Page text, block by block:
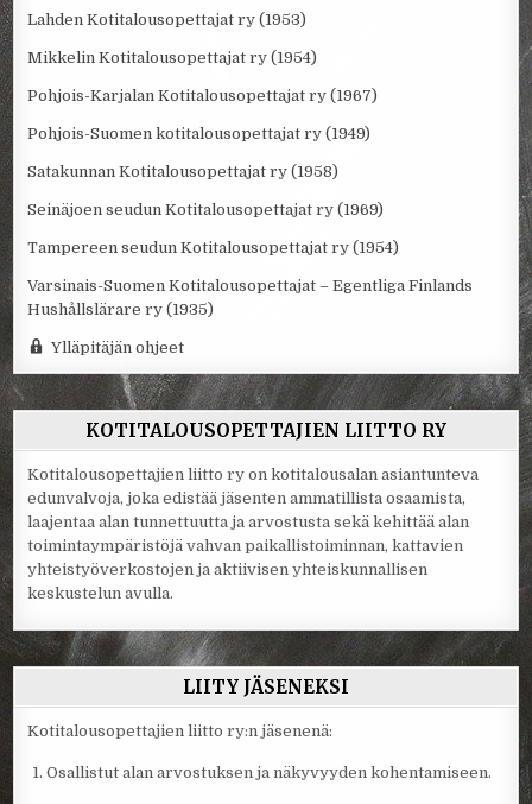
Lahden Kotitalousopettajat ry (1953)
Mikkelin Kotitalousopettajat ry (1954)
Pohjois-Karjalan Kotitalousopettajat ry (1967)
Pohjois-Suomen kotitalousopettajat ry (1949)
Satakunnan Kotitalousopettajat ry (1958)
Seinäjoen seudun Kotitalousopettajat ry (1969)
Tampereen seudun Kotitalousopettajat ry (1954)
Varsinais-Suomen Kotitalousopettajat – Egentliga Finlands
Hushållslärare ry (1935)
Ylläpitäjän ohjeet
KOTITALOUSOPETTAJIEN LIITTO RY
Kotitalousopettajien liitto ry on kotitalousalan asiantunteva
edunvalvoja, joka edistää jäsenten ammatillista osaamista,
laajentaa alan tunnettuutta ja arvostusta sekä kehittää alan
toimintaympäristöjä vahvan paikallistoiminnan, kattavien
yhteistyöverkostojen ja aktiivisen yhteiskunnallisen
keskustelun avulla.
LIITY JÄSENEKSI
Kotitalousopettajien liitto ry:n jäsenenä:
Osallistut alan arvostuksen ja näkyvyyden kohentamiseen.